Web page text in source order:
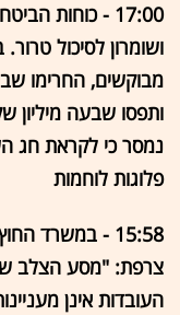
17:00 - כוחות
מבוקשים, החרימו
ותפסו שבעה
נמסר כי לקראת חג
פלוגות לוחמות
15:58 - במשרד
צרפת: "מסע הצלב
העובדות אינן